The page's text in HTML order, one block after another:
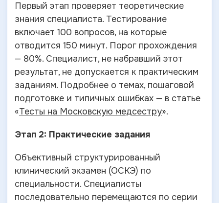
Первый этап проверяет теоретические
знания специалиста. Тестирование
включает 100 вопросов, на которые
отводится 150 минут. Порог прохождения
— 80%. Специалист, не набравший этот
результат, не допускается к практическим
заданиям. Подробнее о темах, пошаговой
подготовке и типичных ошибках — в статье
«Тесты на Московскую медсестру».
Этап 2: Практические задания
Объективный структурированный
клинический экзамен (ОСКЭ) по
специальности. Специалисты
последовательно перемещаются по серии